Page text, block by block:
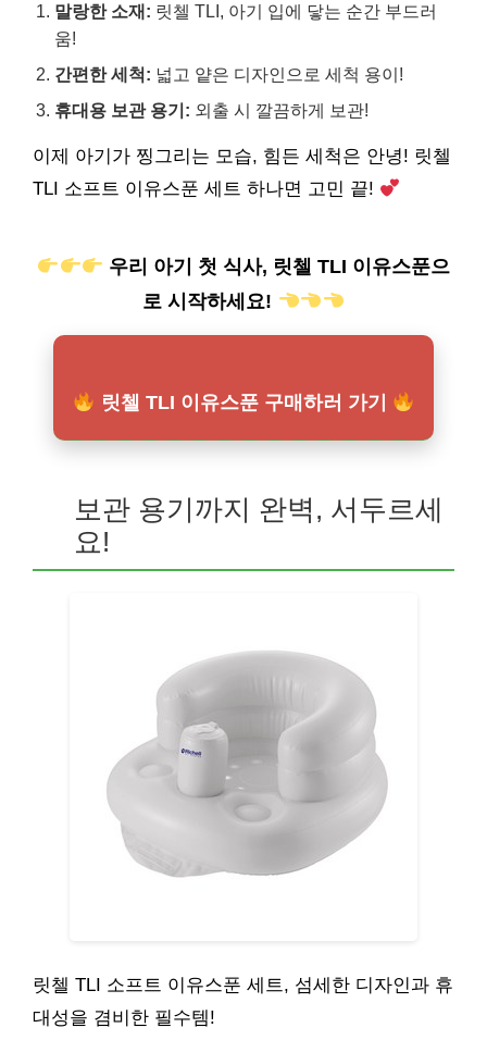
말랑한 소재: 릿첼 TLI, 아기 입에 닿는 순간 부드러
움!
간편한 세척: 넓고 얕은 디자인으로 세척 용이!
휴대용 보관 용기: 외출 시 깔끔하게 보관!
이제 아기가 찡그리는 모습, 힘든 세척은 안녕! 릿첼
TLI 소프트 이유스푼 세트 하나면 고민 끝!
우리 아기 첫 식사, 릿첼 TLI 이유스푼으
로 시작하세요!
릿첼 TLI 이유스푼 구매하러 가기
보관 용기까지 완벽, 서두르세
요!
릿첼 TLI 소프트 이유스푼 세트, 섬세한 디자인과 휴
대성을 겸비한 필수템!